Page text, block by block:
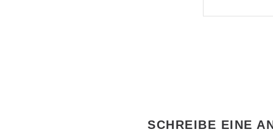
SCHREIBE EINE